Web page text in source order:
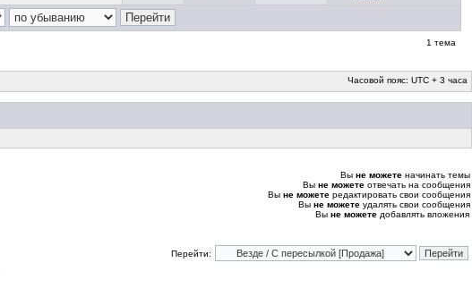
1 тема
Часовой пояс: UTC + 3 часа
Вы не можете начинать темы
Вы не можете отвечать на сообщения
Вы не можете редактировать свои сообщения
Вы не можете удалять свои сообщения
Вы не можете добавлять вложения
Перейти: